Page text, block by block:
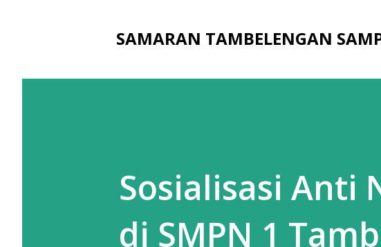
SAMARAN TAMBELENGAN
Sosialisasi Anti
di SMPN 1